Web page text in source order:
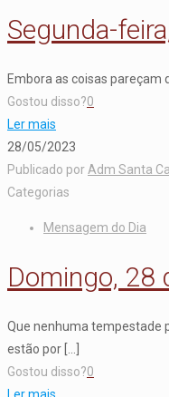
Segunda-
Embora as coisas pareçam
Gostou disso?0
Ler mais
28/05/2023
Publicado porAdm Santa
Categorias
Mensagem do Dia
Domingo, 28
Que nenhuma tempestade
estão por
Gostou disso?0